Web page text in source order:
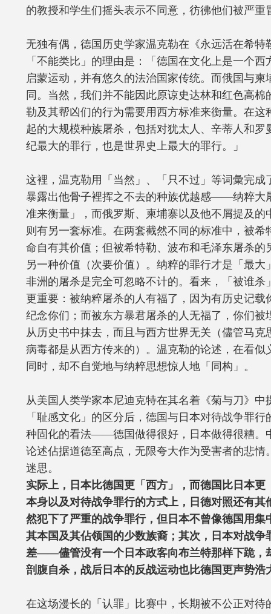
的教授和学生们摇头表示不同意，彷彿他们被严重
无独有偶，德国历史学家温克勒在《永远活在希特
「不能类比」的理由是：「德国在文化上是一个
启蒙运动，并有悠久的法治国家传统。而俄国与柬
同。当然，我们并不能因此原谅史达林和红色高棉
勒及其帮凶们的行为需要用西方标准来衡量。在这
起的大规模种族屠杀，包括对犹太人、辛蒂人和罗
纪最大的罪行，也是世界史上最大的罪行。」
这裡，温克勒用「当然」、「只不过」等词彙完成
暴露出他骨子裡挥之不去的种族优越感——纳粹大
准来衡量」，而俄罗斯、柬埔寨以及他不屑提及的
则有另一套标准。在两套截然不同的标准中，被希
命自有其价值；但被希特勒、波布和毛泽东屠杀的
另一种价值（次要价值）。纳粹的罪行才是「最大
非洲的屠杀是完全可忽略不计的。看来，「被谁杀
更重要：被纳粹屠杀的人有福了，因为有历史记载
纪念你们；而被东方暴君屠杀的人无福了，你们被
从历史书中抹去，而且与西方世界无关（儘管马克
病毒都是从西方传来的）。温克勒的论述，在看似
同时，却不自觉地与纳粹思想惊人地「同构」。
从美国人类学家本尼迪克特在其名着《菊与刀》中
「耻感文化」的区分后，德国与日本对待战争罪
种固化的看法——德国做得很好，日本做得很糟。
论述佔据道德至高点，无限夸大作为受害者的悲情
迷思。
实际上，日本比德国更「西方」，而德国比日本更
本身以及对待战争罪行的方式上，日德对照还有其
然犯下了严重的战争罪行，但日本不曾像德国用集
其本国及其佔领国的少数族裔；其次，日本对战争
差——儘管没有一个日本政客向布兰特那样下跪，
剖腹自杀，战后日本的反战运动也比德国更声势浩
在这场漫长的「认罪」比赛中，长期被不公正对待